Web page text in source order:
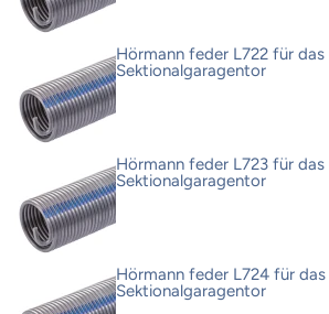
Hörmann feder L722 für das
Sektionalgaragentor
Hörmann feder L723 für das
Sektionalgaragentor
Hörmann feder L724 für das
Sektionalgaragentor